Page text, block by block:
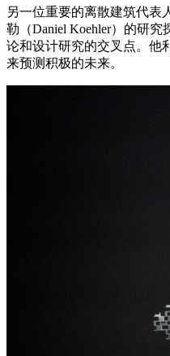
另一位重要的离散建筑代表
勒（Daniel Koehler）的研
论和设计研究的交叉点。他
来预测积极的未来。